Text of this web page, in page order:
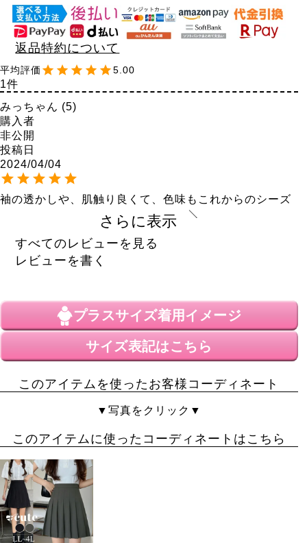
返品特約について
5.00
1
みっちゃん
5
購入者
非公開
投稿日
2024/04/04
袖の透かしや、肌触り良くて、色味もこれからのシーズ
ンぴったりで、めっちゃラインも綺麗で素敵です。着心
地も最高です！お気に入りです！
さらに表示
すべてのレビューを見る
レビューを書く
プラスサイズ着用イメージ
サイズ表記はこちら
このアイテムを使ったお客様コーディネート
▼写真をクリック▼
このアイテムに使ったコーディネートはこちら